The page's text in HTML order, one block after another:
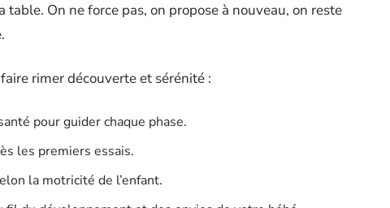
On ne force pas, on propose à nouveau, on reste
rimer découverte et sérénité :
pour guider chaque phase.
les premiers essais.
la motricité de l’enfant.